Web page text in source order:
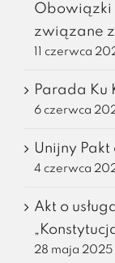
Obowiązki
związane z
11 czerwca
Parada Ku
6 czerwca
Unijny
4 czerwca
Akt o
28 maja 2025